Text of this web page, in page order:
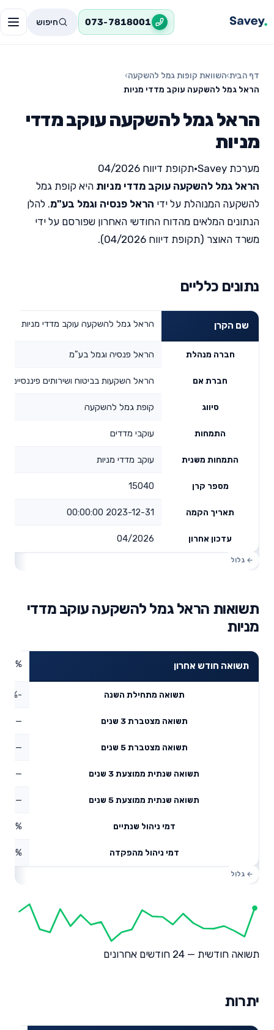
073-7818001 חיפוש
דף הבית›השוואת קופות גמל להשקעה›
הראל גמל להשקעה עוקב מדדי מניות
הראל גמל להשקעה עוקב מדדי
מניות
מערכת Savey •תקופת דיווח 04/2026
הראל גמל להשקעה עוקב מדדי מניות היא קופת גמל
להשקעה המנוהלת על ידי הראל פנסיה וגמל בע"מ. להלן
הנתונים המלאים מהדוח החודשי האחרון שפורסם על ידי
משרד האוצר (תקופת דיווח 04/2026).
נתונים כלליים
שם הקרן הראל גמל להשקעה עוקב מדדי מניות
חברה מנהלת הראל פנסיה וגמל בע"מ
חברת אם הראל השקעות בביטוח ושירותים פיננסיים
סיווג קופת גמל להשקעה
התמחות עוקבי מדדים
התמחות משנית עוקב מדדי מניות
מספר קרן 15040
תאריך הקמה 2023-12-31 00:00:00
עדכון אחרון 04/2026
תשואות הראל גמל להשקעה עוקב מדדי
מניות
תשואה חודש אחרון
תשואה מתחילת השנה -0.34%
תשואה מצטברת 3 שנים —
תשואה מצטברת 5 שנים —
תשואה שנתית ממוצעת 3 שנים —
תשואה שנתית ממוצעת 5 שנים —
דמי ניהול שנתיים
דמי ניהול מהפקדה 0%
תשואה חודשית — 24 חודשים אחרונים
יתרות